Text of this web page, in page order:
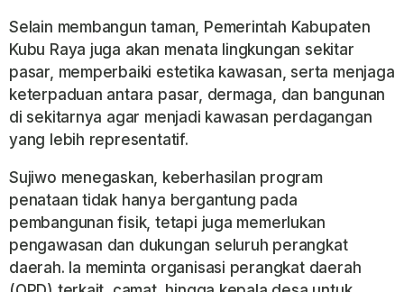
Selain membangun taman, Pemerintah Kabupaten
Kubu Raya juga akan menata lingkungan sekitar
pasar, memperbaiki estetika kawasan, serta menjaga
keterpaduan antara pasar, dermaga, dan bangunan
di sekitarnya agar menjadi kawasan perdagangan
yang lebih representatif.
Sujiwo menegaskan, keberhasilan program
penataan tidak hanya bergantung pada
pembangunan fisik, tetapi juga memerlukan
pengawasan dan dukungan seluruh perangkat
daerah. Ia meminta organisasi perangkat daerah